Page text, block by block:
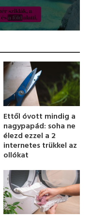
Ettől óvott mindig a
nagypapád: soha ne
élezd ezzel a 2
internetes trükkel az
ollókat